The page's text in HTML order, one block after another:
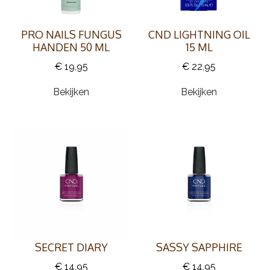
PRO NAILS FUNGUS
HANDEN 50 ML
€ 19,95
Bekijken
CND LIGHTNING OIL
15 ML
€ 22,95
Bekijken
SECRET DIARY
€ 14,95
SASSY SAPPHIRE
€ 14,95